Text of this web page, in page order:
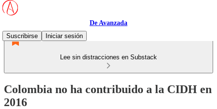
De Avanzada
Suscribirse
Iniciar sesión
Lee sin distracciones en Substack
Colombia no ha contribuido a la CIDH en
2016